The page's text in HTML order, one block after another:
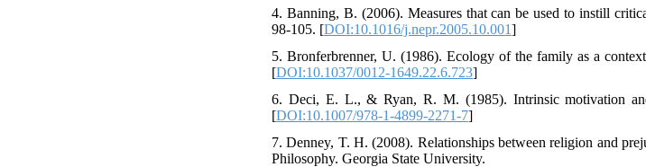
4. Banning, B. (2006). Measures that can be used to instill
98-105. [DOI:10.1016/j.nepr.2005.10.001]
5. Bronferbrenner, U. (1986). Ecology of the family as a
[DOI:10.1037/0012-1649.22.6.723]
6. Deci, E. L., & Ryan, R. M. (1985). Intrinsic motivation
[DOI:10.1007/978-1-4899-2271-7]
7. Denney, T. H. (2008). Relationships between religion and
Philosophy. Georgia State University.